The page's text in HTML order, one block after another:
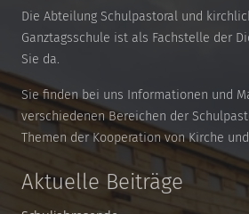
Die Abteilung Schulpastoral und
Ganztagsschule ist als Fachstelle der
Sie da.
Sie finden bei uns Informationen und
verschiedenen Bereichen der
Themen der Kooperation von Kirche
Aktuelle Beiträge